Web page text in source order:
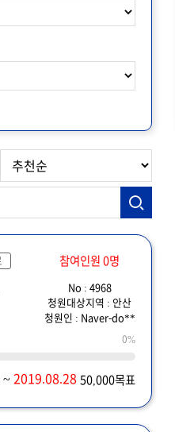
참여인원 0명
No : 4968
청원대상지역 : 안산
청원인 : Naver-do**
0%
~2019.08.28 50,000목표